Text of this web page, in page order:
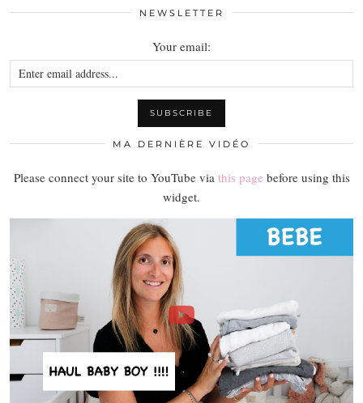
NEWSLETTER
Your email:
MA DERNIÈRE VIDÉO
Please connect your site to YouTube via this page before using this
widget.